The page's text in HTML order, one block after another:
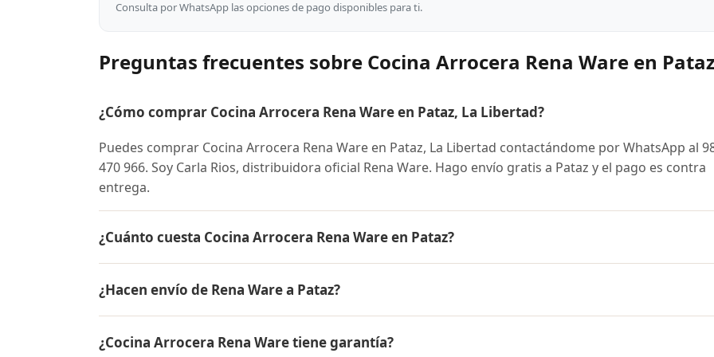
Consulta por WhatsApp las opciones de pago disponibles para ti.
Preguntas frecuentes sobre Cocina Arrocera Rena Ware en Pataz
¿Cómo comprar Cocina Arrocera Rena Ware en Pataz, La Libertad?
Puedes comprar Cocina Arrocera Rena Ware en Pataz, La Libertad contactándome por WhatsApp al
470 966. Soy Carla Rios, distribuidora oficial Rena Ware. Hago envío gratis a Pataz y el pago es contra
entrega.
¿Cuánto cuesta Cocina Arrocera Rena Ware en Pataz?
conocer el precio actual, promociones disponibles y facilidades de pago en cuotas desde el 10% de
¿Hacen envío de Rena Ware a Pataz?
contra entrega.
¿Cocina Arrocera Rena Ware tiene garantía?